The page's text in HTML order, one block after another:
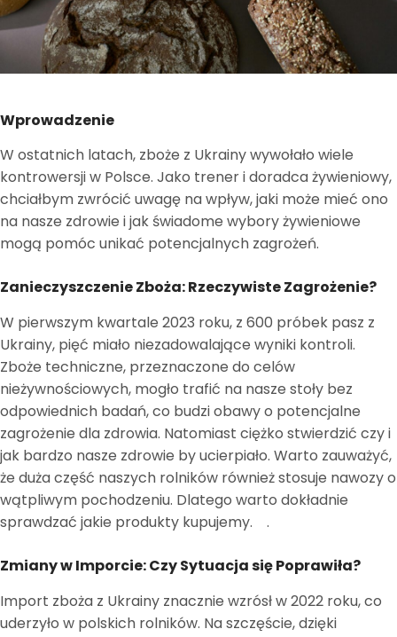
Wprowadzenie
W ostatnich latach, zboże z Ukrainy wywołało wiele
kontrowersji w Polsce. Jako trener i doradca żywieniowy,
chciałbym zwrócić uwagę na wpływ, jaki może mieć ono
na nasze zdrowie i jak świadome wybory żywieniowe
mogą pomóc unikać potencjalnych zagrożeń.
Zanieczyszczenie Zboża: Rzeczywiste Zagrożenie?
W pierwszym kwartale 2023 roku, z 600 próbek pasz z
Ukrainy, pięć miało niezadowalające wyniki kontroli.
Zboże techniczne, przeznaczone do celów
nieżywnościowych, mogło trafić na nasze stoły bez
odpowiednich badań, co budzi obawy o potencjalne
zagrożenie dla zdrowia. Natomiast ciężko stwierdzić czy i
jak bardzo nasze zdrowie by ucierpiało. Warto zauważyć,
że duża część naszych rolników również stosuje nawozy o
wątpliwym pochodzeniu. Dlatego warto dokładnie
sprawdzać jakie produkty kupujemy. ​ ​.
Zmiany w Imporcie: Czy Sytuacja się Poprawiła?
Import zboża z Ukrainy znacznie wzrósł w 2022 roku, co
uderzyło w polskich rolników. Na szczęście, dzięki